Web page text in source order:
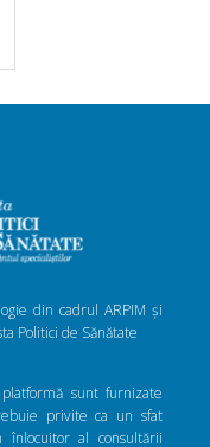
din cadrul ARPIM și
Politici de Sănătate
sunt furnizate
privite ca un sfat
al consultării